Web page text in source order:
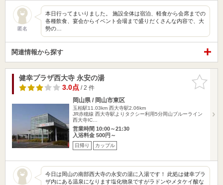
匿名
本日行ってまいりました。 施設全体は宿泊、軽食から会席までの
各種飲食、宴会からイベント会場まで盛りだくさんな内容で、大
勢の…
関連情報から探す
お気に入
りに追加
健幸プラザ西大寺 永安の湯
3.0点/ 2 件
岡山県 / 岡山市東区
玉柏駅11.03km 西大寺駅2.06km
JR赤穂線 西大寺駅よりタクシー利用5分岡山ブルーライン
西大寺IC…
営業時間 10:00～21:30
入浴料金 500円～
日帰り カップル
今日は岡山の南部西大寺の永安の湯に入湯です！ 此処は健幸プラ
ザ内にある温泉になります塩化物泉ですがラドンやメタケイ酸な